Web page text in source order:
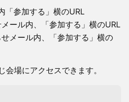
「参加する」横のURL
ール内、「参加する」横のURL
メール内、「参加する」横の
会場にアクセスできます。